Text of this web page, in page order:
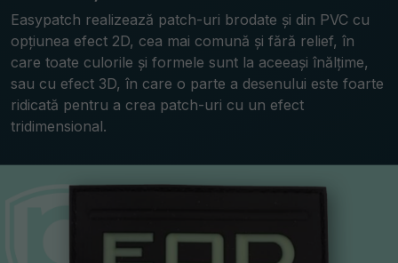
Easypatch realizează patch-uri brodate și din PVC cu
opțiunea efect 2D, cea mai comună și fără relief, în
care toate culorile și formele sunt la aceeași înălțime,
sau cu efect 3D, în care o parte a desenului este foarte
ridicată pentru a crea patch-uri cu un efect
tridimensional.